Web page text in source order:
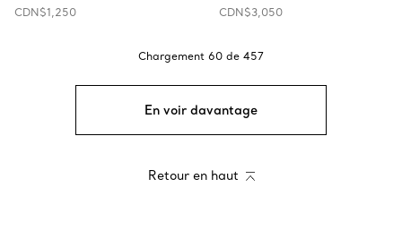
CDN$1,250
CDN$3,050
Chargement 60 de 457
En voir davantage
Retour en haut